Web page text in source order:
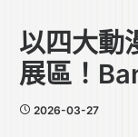
以四大動
展區！
個旗艦級
2026-03-27